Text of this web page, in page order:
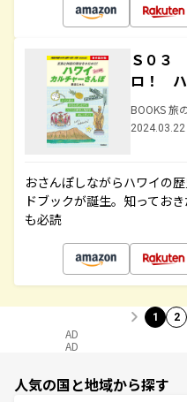
Ｓ０３
ロ！ ハ
BOOKS 旅
2024.03.22
おさんぽしながらハワイの
ドブックが誕生。知ってお
も必読
1 2
AD
AD
人気の国と地域から探す